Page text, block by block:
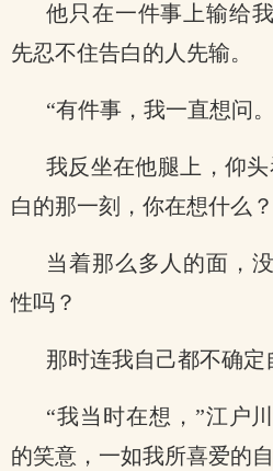
他只在一件事上输给
先忍不住告白的人先输。
“有件事，我一直想问
我反坐在他腿上，仰
白的那一刻，你在想什么
当着那么多人的面，
性吗？
那时连我自己都不确定
“我当时在想，”江户
的笑意，一如我所喜爱的